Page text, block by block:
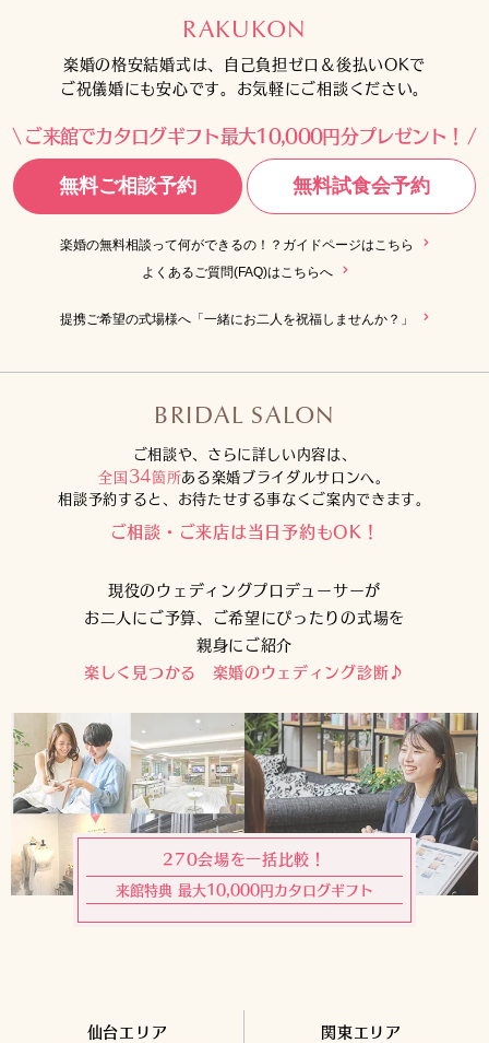
RAKUKON
楽婚の格安結婚式は、自己負担ゼロ＆後払いOKで
ご祝儀婚にも安心です。お気軽にご相談ください。
ご来館でカタログギフト最大10,000円分プレゼント！
無料ご相談予約 無料試食会予約
楽婚の無料相談って何ができるの！？ガイドページはこちら
よくあるご質問(FAQ)はこちらへ
提携ご希望の式場様へ「一緒にお二人を祝福しませんか？」
BRIDAL SALON
ご相談や、さらに詳しい内容は、
全国34箇所ある楽婚ブライダルサロンへ。
相談予約すると、お待たせする事なくご案内できます。
ご相談・ご来店は当日予約もOK！
現役のウェディングプロデューサーが
お二人にご予算、ご希望にぴったりの式場を
親身にご紹介
楽しく見つかる 楽婚のウェディング診断♪
270会場を一括比較！
来館特典 最大10,000円カタログギフト
仙台エリア 関東エリア